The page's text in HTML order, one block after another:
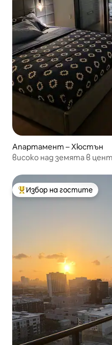
Апартамент – Хюстън
високо над земята в
Най-популярен избор на
Избор на гостите